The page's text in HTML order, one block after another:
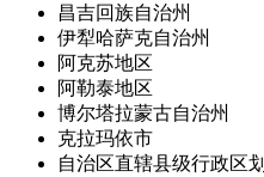
昌吉回族自治州
伊犁哈萨克自治州
阿克苏地区
阿勒泰地区
博尔塔拉蒙古自治州
克拉玛依市
自治区直辖县级行政区划